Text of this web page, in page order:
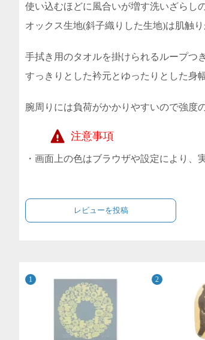
使い込むほどに風合いが増す洗いざらし
オックス生地(斜子織りした生地)は肌触
手拭き用のタオルを掛けられるループつ
すっきりとした衿元とゆったりとした身
腕周りには負荷がかかりやすいので強度
注意事項
・画面上の色はブラウザや設定により、
レビューを投稿